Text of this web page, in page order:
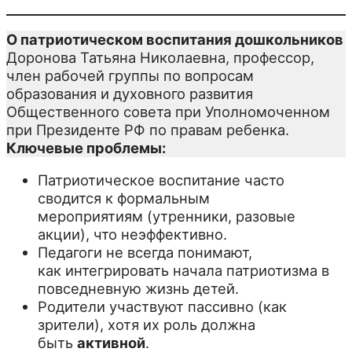
О патриотическом воспитания дошкольников
Доронова Татьяна Николаевна, профессор,
член рабочей группы по вопросам
образования и духовного развития
Общественного совета при Уполномоченном
при Президенте РФ по правам ребенка.
Ключевые проблемы:
Патриотическое воспитание часто
сводится к формальным
мероприятиям (утренники, разовые
акции), что неэффективно.
Педагоги не всегда понимают,
как интегрировать начала патриотизма в
повседневную жизнь детей.
Родители участвуют пассивно (как
зрители), хотя их роль должна
быть активной.